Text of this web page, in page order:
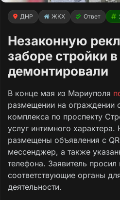
ДНР ЖКХ Ответ
Незаконную
заборе стройки
демонтировали
В конце мая из Мариуполя
размещении на ограждении
комплекса по проспекту
услуг интимного
размещены объявления с
мессенджер, а также
телефона. Заявитель
соответствующие органы
деятельности.